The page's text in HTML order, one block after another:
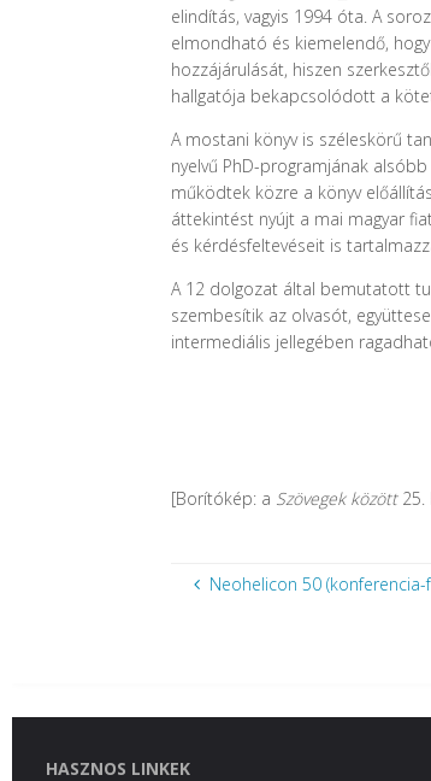
elindítás, vagyis 1994 óta. A
elmondható és kiemelendő,
hozzájárulását, hiszen
hallgatója bekapcsolódott a
A mostani könyv is széleskörű
nyelvű PhD-programjának
működtek közre a könyv
áttekintést nyújt a mai magyar
és kérdésfeltevéseit is
A 12 dolgozat által bemutatott
szembesítik az olvasót,
intermediális jellegében
[Borítókép: a Szövegek között25.
Neohelicon 50 (konferencia-
HASZNOS LINKEK